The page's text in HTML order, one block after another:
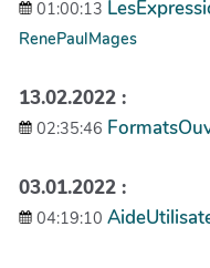
01:00:13
RenePaulMages
13.02.2022 :
02:35:46
03.01.2022 :
04:19:10